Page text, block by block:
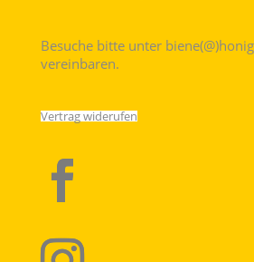
Besuche bitte unter
vereinbaren.
Vertrag widerufen